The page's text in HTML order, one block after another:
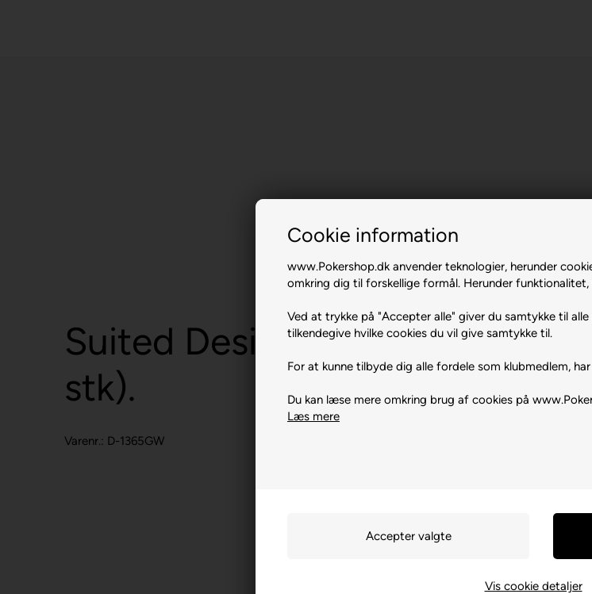
Cookie information
www.Pokershop.dk anvender teknologier, herunder
omkring dig til forskellige formål. Herunder
Ved at trykke på "Accepter alle" giver du samtykke til
tilkendegive hvilke cookies du vil give samtykke til.
For at kunne tilbyde dig alle fordele som klubmedlem,
Du kan læse mere omkring brug af cookies på
Læs mere
Vis cookie detaljer
Suited Design Grøn (25
stk).
Varenr.: D-1365GW